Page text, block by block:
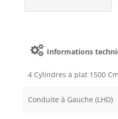
Informations
4 Cylindres à plat 1500
Conduite à Gauche (LHD)